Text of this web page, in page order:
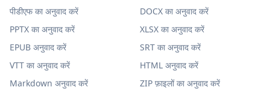
पीडीएफ का अनुवाद करें
DOCX का अनुवाद करें
PPTX का अनुवाद करें
XLSX का अनुवाद करें
EPUB अनुवाद करें
SRT का अनुवाद करें
VTT का अनुवाद करें
HTML अनुवाद करें
Markdown अनुवाद करें
ZIP फ़ाइलों का अनुवाद करें